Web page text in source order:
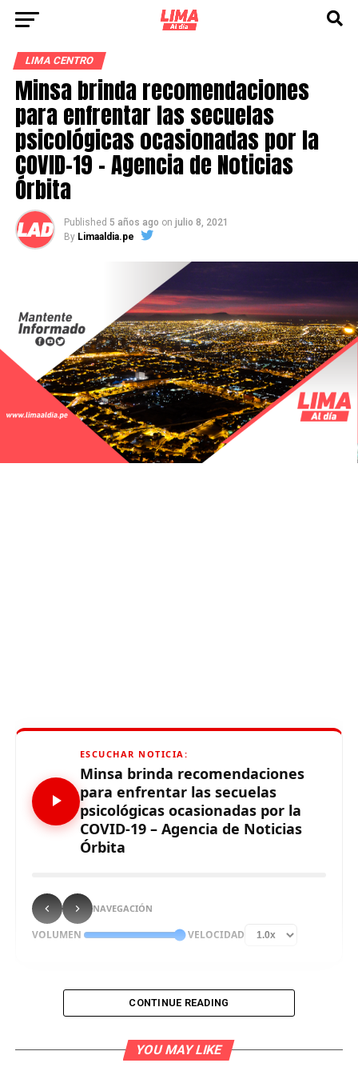
LIMA CENTRO
Minsa brinda recomendaciones
para enfrentar las secuelas
psicológicas ocasionadas por la
COVID-19 – Agencia de Noticias
Órbita
Published 5 años ago on julio 8, 2021
By Limaaldia.pe
ESCUCHAR NOTICIA:
Minsa brinda recomendaciones
para enfrentar las secuelas
psicológicas ocasionadas por la
COVID-19 – Agencia de Noticias
Órbita
NAVEGACIÓN
VOLUMEN VELOCIDAD
aumento de ansiedad, depresión y estrés postraumático
CONTINUE READING
YOU MAY LIKE